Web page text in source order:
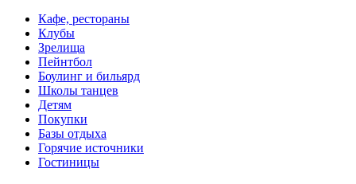
Кафе, рестораны
Клубы
Зрелища
Пейнтбол
Боулинг и бильярд
Школы танцев
Детям
Покупки
Базы отдыха
Горячие источники
Гостиницы